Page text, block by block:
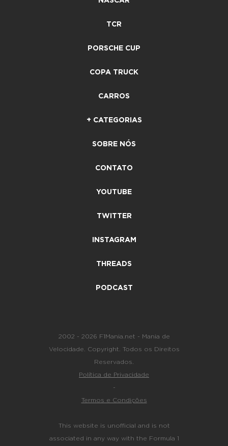
TCR
PORSCHE CUP
COPA TRUCK
CARROS
+ CATEGORIAS
SOBRE NÓS
CONTATO
YOUTUBE
TWITTER
INSTAGRAM
THREADS
PODCAST
2002 - 2026 F1Mania.net - Mania de
Velocidade. Copyright. Todos os Direitos
Reservados.
Política de Privacidade
-
Termos e Condições
This website is unofficial and is not
associated in any way with the Formula 1